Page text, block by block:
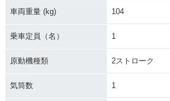
車両重量 (kg) 104
乗車定員（名） 1
原動機種類 2ストローク
気筒数 1